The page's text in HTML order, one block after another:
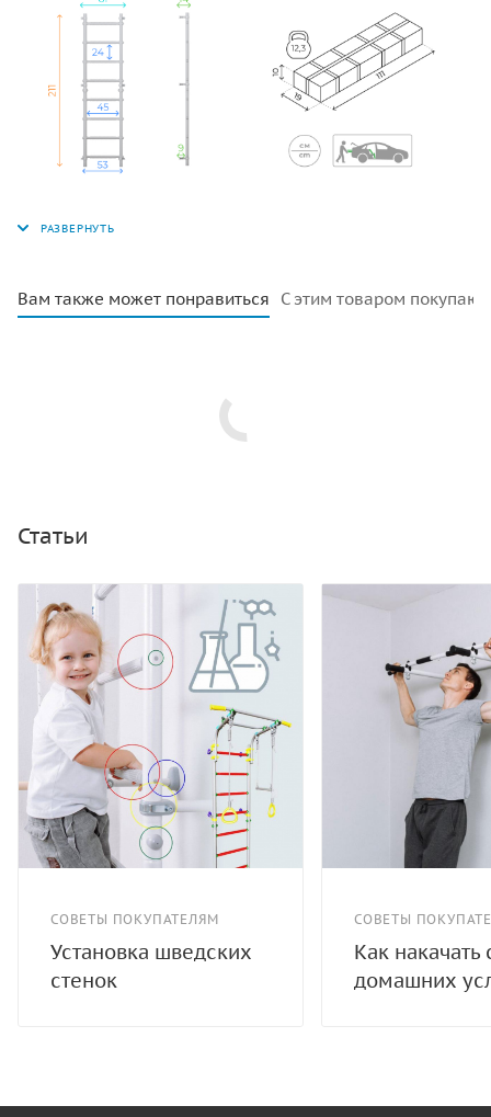
Вам также может понравиться С этим товаром покупают
Статьи
СОВЕТЫ ПОКУПАТЕЛЯМ
Установка шведских
стенок
СОВЕТЫ
Как накачать
домашних